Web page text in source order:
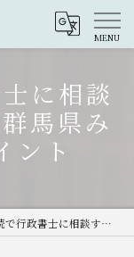
に相談
馬県み
ント
すべきタイミングと群馬県みどり市の実務ポイント